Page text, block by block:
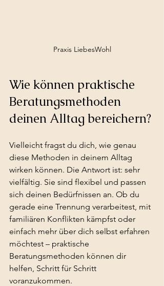
Praxis LiebesWohl
Wie können praktische
Beratungsmethoden
deinen Alltag bereichern?
Vielleicht fragst du dich, wie genau
diese Methoden in deinem Alltag
wirken können. Die Antwort ist: sehr
vielfältig. Sie sind flexibel und passen
sich deinen Bedürfnissen an. Ob du
gerade eine Trennung verarbeitest, mit
familiären Konflikten kämpfst oder
einfach mehr über dich selbst erfahren
möchtest – praktische
Beratungsmethoden können dir
helfen, Schritt für Schritt
voranzukommen.